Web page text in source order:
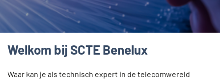
Welkom bij SCTE Benelux
Waar kan je als technisch expert in de telecomwereld